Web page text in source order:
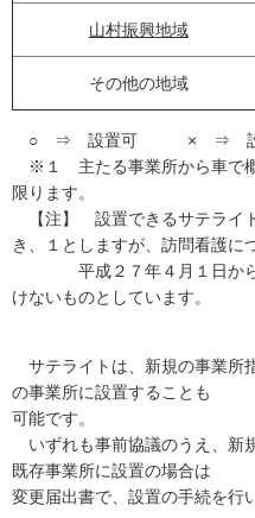
山村振興地域
その他の地域
○ ⇒ 設置可 × ⇒ 設
※１ 主たる事業所から車で概
限ります。
【注】 設置できるサテライ
き、１としますが、訪問看護に
平成２７年４月１日から、
けないものとしています。
サテライトは、新規の事業所
の事業所に設置することも
可能です。
いずれも事前協議のうえ、新
既存事業所に設置の場合は
変更届出書で、設置の手続を行